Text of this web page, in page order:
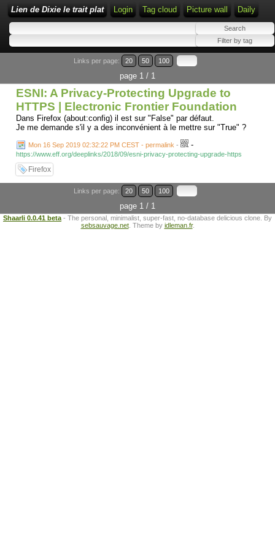
Lien de Dixie le trait plat Login Tag cloud Picture wall Daily
Links per page: 20 50 100
page 1 / 1
ESNI: A Privacy-Protecting Upgrade to
HTTPS | Electronic Frontier Foundation
Dans Firefox (about:config) il est sur "False" par défaut.
Je me demande s'il y a des inconvénient à le mettre sur "True" ?
Mon 16 Sep 2019 02:32:22 PM CEST - permalink - -
https://www.eff.org/deeplinks/2018/09/esni-privacy-protecting-upgrade-https
Firefox
Links per page: 20 50 100
page 1 / 1
Shaarli 0.0.41 beta - The personal, minimalist, super-fast, no-database delicious clone. By
sebsauvage.net. Theme by idleman.fr.